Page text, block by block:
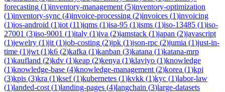
forecasting (1)inventory-management (5)inventory-optimization
(1)inventory-sync (4)invoice-processing (2)invoices (1)invoicing
(1)ios-android (1)iot (11)iqms (1)isa-95 (1)isms (1)iso-13485 (1)iso-
27001 (3)iso-9001 (1)italy (1)iva (2)jamstack (1)japan (2)javascript
(1)jewelry (1)jit (1)job-costing (2)jpk (1)json-rpc (2)jumia (1)just-in-
time (1)jwt (1)k6 (2)kafka (1)kanban (3)katana (1)katana-mrp
(1)kaufland (2)kdv (1)keap (2)kenya (1)klaviyo (1)knowledge
(1)knowledge-base (4)knowledge-management (2)korea (1)kpi
(3)kpis (3)kra (1)ksef(1)kubernetes (1)kvkk (1)kyc (1)labor-law
(1)landed-cost (1)landing-pages (4)langchain (3)large-datasets